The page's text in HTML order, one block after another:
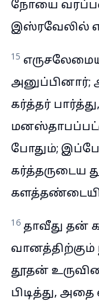
நோயை
இஸ்ரவேலில்
15
கர்த்தர்
போதும்;
கர்த்தருடைய
16 தாவீது தன்
வானத்திற்கும்
தூதன்
பிடித்து,